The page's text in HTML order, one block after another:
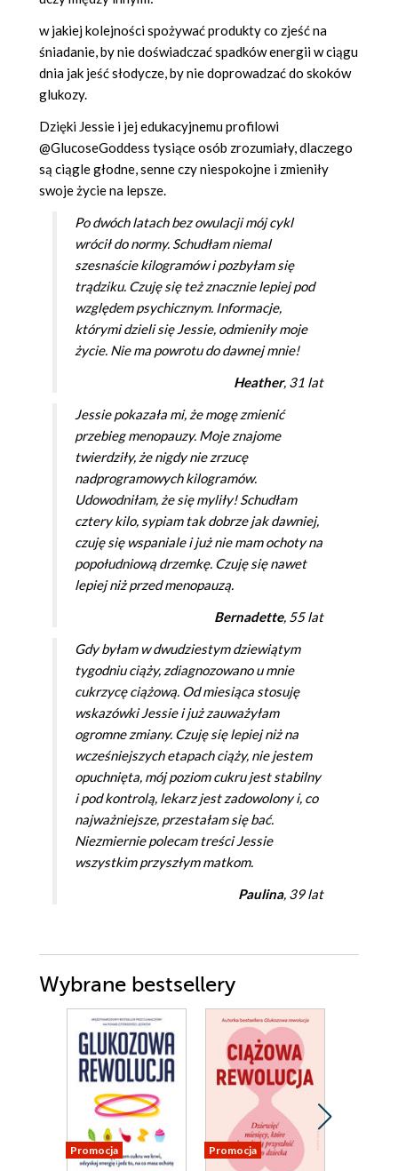
w jakiej kolejności spożywać produkty co zjeść na
śniadanie, by nie doświadczać spadków energii w ciągu
dnia jak jeść słodycze, by nie doprowadzać do skoków
glukozy.
Dzięki Jessie i jej edukacyjnemu profilowi
@GlucoseGoddess tysiące osób zrozumiały, dlaczego
są ciągle głodne, senne czy niespokojne i zmieniły
swoje życie na lepsze.
Po dwóch latach bez owulacji mój cykl
wrócił do normy. Schudłam niemal
szesnaście kilogramów i pozbyłam się
trądziku. Czuję się też znacznie lepiej pod
względem psychicznym. Informacje,
którymi dzieli się Jessie, odmieniły moje
życie. Nie ma powrotu do dawnej mnie!
Heather, 31 lat
Jessie pokazała mi, że mogę zmienić
przebieg menopauzy. Moje znajome
twierdziły, że nigdy nie zrzucę
nadprogramowych kilogramów.
Udowodniłam, że się myliły! Schudłam
cztery kilo, sypiam tak dobrze jak dawniej,
czuję się wspaniale i już nie mam ochoty na
popołudniową drzemkę. Czuję się nawet
lepiej niż przed menopauzą.
Bernadette, 55 lat
Gdy byłam w dwudziestym dziewiątym
tygodniu ciąży, zdiagnozowano u mnie
cukrzycę ciążową. Od miesiąca stosuję
wskazówki Jessie i już zauważyłam
ogromne zmiany. Czuję się lepiej niż na
wcześniejszych etapach ciąży, nie jestem
opuchnięta, mój poziom cukru jest stabilny
i pod kontrolą, lekarz jest zadowolony i, co
najważniejsze, przestałam się bać.
Niezmiernie polecam treści Jessie
wszystkim przyszłym matkom.
Paulina, 39 lat
Wybrane bestsellery
Promocja Promocja